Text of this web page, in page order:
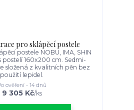
pro sklápěcí postele
postele NOBU, IMA, SHIN
postelí 160x200 cm. Sedmi-
složená z kvalitních pěn bez
použití lepidel.
9 305 Kč/ks
ověření - 14 dnů